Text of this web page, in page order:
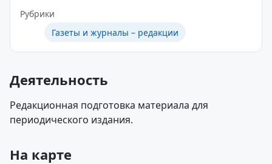
Рубрики
Газеты и журналы – редакции
Деятельность
Редакционная подготовка материала для
периодического издания.
На карте